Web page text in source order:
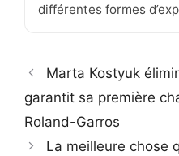
différentes formes
Marta Kostyuk
garantit sa première
Roland-Garros
La meilleure chose